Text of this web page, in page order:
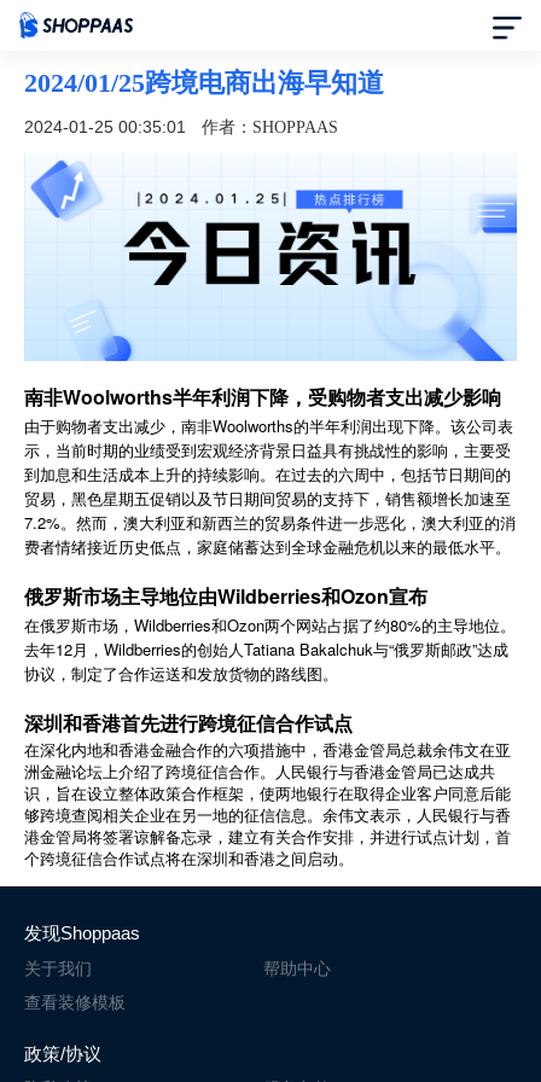
首页
定价
模板中心
合作伙伴
帮助中心
了解我们
登录 免费使用
2024/01/25跨境电商出海早知道
2024-01-25 00:35:01 作者：SHOPPAAS
南非Woolworths半年利润下降，受购物者支出减少影响
由于购物者支出减少，南非Woolworths的半年利润出现下降。该公司表
示，当前时期的业绩受到宏观经济背景日益具有挑战性的影响，主要受
到加息和生活成本上升的持续影响。在过去的六周中，包括节日期间的
贸易，黑色星期五促销以及节日期间贸易的支持下，销售额增长加速至
7.2%。然而，澳大利亚和新西兰的贸易条件进一步恶化，澳大利亚的消
费者情绪接近历史低点，家庭储蓄达到全球金融危机以来的最低水平。
俄罗斯市场主导地位由Wildberries和Ozon宣布
在俄罗斯市场，Wildberries和Ozon两个网站占据了约80%的主导地位。
去年12月，Wildberries的创始人Tatiana Bakalchuk与“俄罗斯邮政”达成
协议，制定了合作运送和发放货物的路线图。
深圳和香港首先进行跨境征信合作试点
在深化内地和香港金融合作的六项措施中，香港金管局总裁余伟文在亚
洲金融论坛上介绍了跨境征信合作。人民银行与香港金管局已达成共
识，旨在设立整体政策合作框架，使两地银行在取得企业客户同意后能
够跨境查阅相关企业在另一地的征信信息。余伟文表示，人民银行与香
港金管局将签署谅解备忘录，建立有关合作安排，并进行试点计划，首
个跨境征信合作试点将在深圳和香港之间启动。
发现Shoppaas
关于我们
帮助中心
查看装修模板
政策/协议